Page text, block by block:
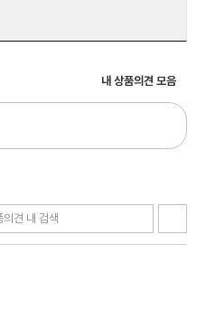
내 상품의견 모음